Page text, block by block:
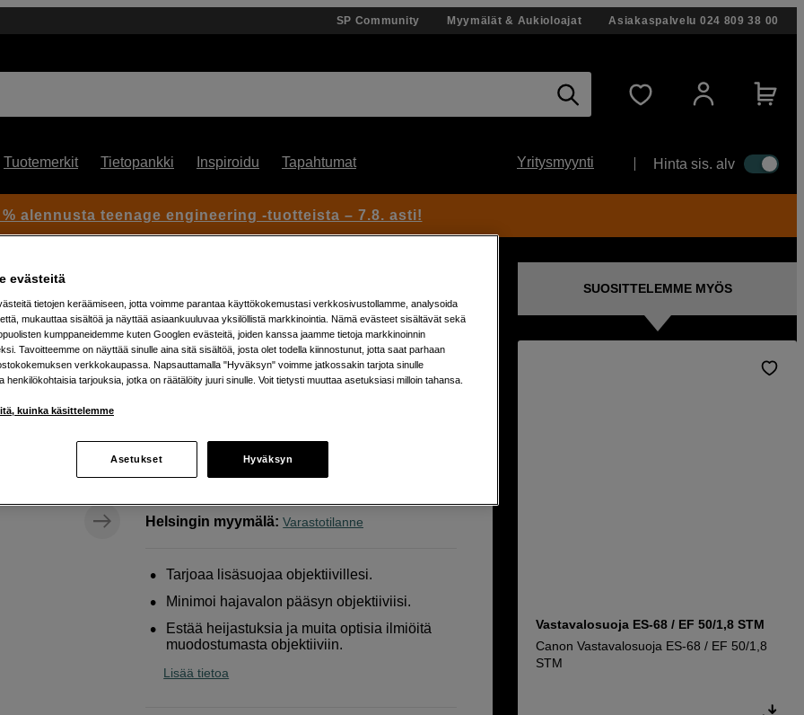
SP Community Myymälät & Aukioloajat Asiakaspalvelu 024 809 38 00
Tuotemerkit Tietopankki Inspiroidu Tapahtumat Yritysmyynti Hinta sis. alv
Canon
Artikkeli: 1033269
JJC Vastavalosuoja LH-68 vastaa ES-68 / Canon
Vastavalosuoja Canon EF 50mm
Helsingin myymälä: Varastotilanne
Tarjoaa lisäsuojaa objektiivillesi.
Minimoi hajavalon pääsyn objektiiviisi.
Estää heijastuksia ja muita optisia ilmiöitä
muodostumasta objektiiviin.
Lisää tietoa
SUOSITTELEMME MYÖS
Vastavalosuoja ES-68 / EF 50/1,8 STM
Canon Vastavalosuoja ES-68 / EF 50/1,8
STM
% alennusta teenage engineering -tuotteista – 7.8. asti!
evästeitä
tietojen keräämiseen, jotta voimme parantaa käyttökokemustasi verkkosivustollamme, analysoida
mukauttaa sisältöä ja näyttää asiaankuuluvaa yksilöllistä markkinointia. Nämä evästeet sisältävät sekä
kumppaneidemme kuten Googlen evästeitä, joiden kanssa jaamme tietoja markkinoinnin
Tavoitteemme on näyttää sinulle aina sitä sisältöä, josta olet todella kiinnostunut, jotta saat parhaan
verkkokaupassa. Napsauttamalla "Hyväksyn" voimme jatkossakin tarjota sinulle
henkilökohtaisia tarjouksia, jotka on räätälöity juuri sinulle. Voit tietysti muuttaa asetuksiasi milloin tahansa.
kuinka käsittelemme
Asetukset Hyväksyn